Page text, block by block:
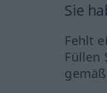
Sie
Fehlt
Füllen